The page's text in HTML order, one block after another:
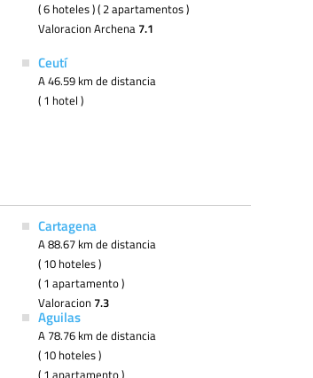
( 6 hoteles ) ( 2 apartamentos )
Valoracion Archena 7.1
Ceutí
A 46.59 km de distancia
( 1 hotel )
Cartagena
A 88.67 km de distancia
( 10 hoteles )
( 1 apartamento )
Valoracion 7.3
Aguilas
A 78.76 km de distancia
( 10 hoteles )
( 1 apartamento )